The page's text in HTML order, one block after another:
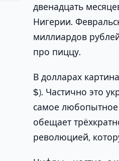
двенадцать
Нигерии.
миллиардов
про пиццу.
В долларах
$). Частично это
самое
обещает
революцией,